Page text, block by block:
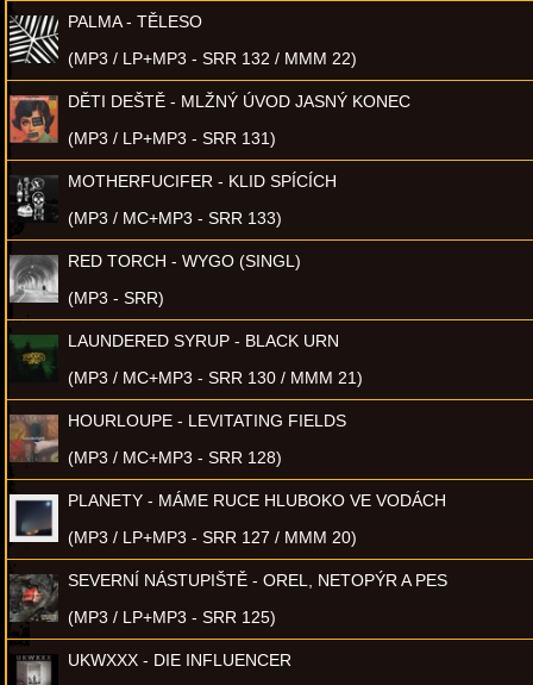
PALMA - TĚLESO
(MP3 / LP+MP3 - SRR 132 / MMM 22)
DĚTI DEŠTĚ - MLŽNÝ ÚVOD JASNÝ KONEC
(MP3 / LP+MP3 - SRR 131)
MOTHERFUCIFER - KLID SPÍCÍCH
(MP3 / MC+MP3 - SRR 133)
RED TORCH - WYGO (SINGL)
(MP3 - SRR)
LAUNDERED SYRUP - BLACK URN
(MP3 / MC+MP3 - SRR 130 / MMM 21)
HOURLOUPE - LEVITATING FIELDS
(MP3 / MC+MP3 - SRR 128)
PLANETY - MÁME RUCE HLUBOKO VE VODÁCH
(MP3 / LP+MP3 - SRR 127 / MMM 20)
SEVERNÍ NÁSTUPIŠTĚ - OREL, NETOPÝR A PES
(MP3 / LP+MP3 - SRR 125)
UKWXXX - DIE INFLUENCER